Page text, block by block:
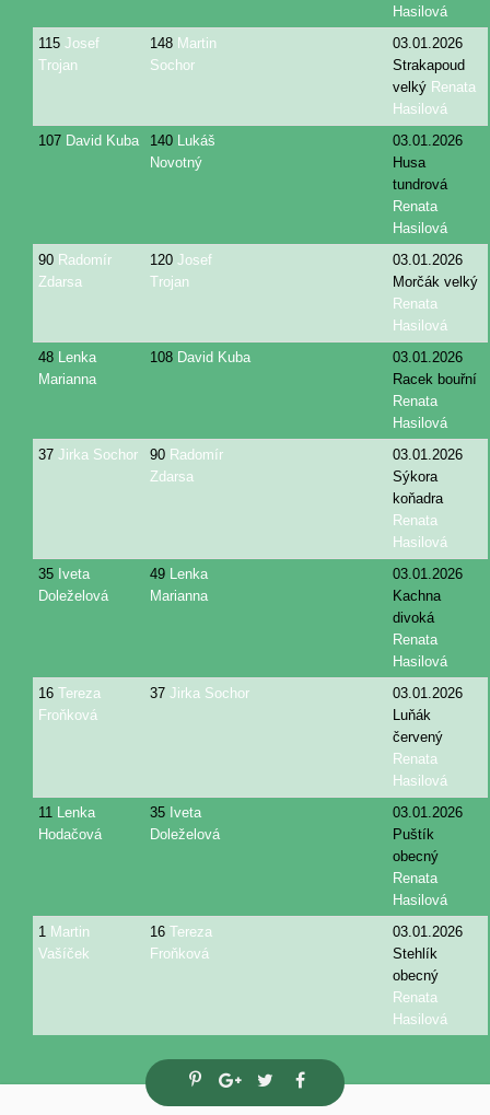
Hasilová
115 Josef
Trojan
148 Martin
Sochor
03.01.2026
Strakapoud
velký Renata
Hasilová
107 David Kuba 140 Lukáš
Novotný
03.01.2026
Husa
tundrová
Renata
Hasilová
90 Radomír
Zdarsa
120 Josef
Trojan
03.01.2026
Morčák velký
Renata
Hasilová
48 Lenka
Marianna
108 David Kuba
03.01.2026
Racek bouřní
Renata
Hasilová
37 Jirka Sochor 90 Radomír
Zdarsa
03.01.2026
Sýkora
koňadra
Renata
Hasilová
35 Iveta
Doleželová
49 Lenka
Marianna
03.01.2026
Kachna
divoká
Renata
Hasilová
16 Tereza
Froňková
37 Jirka Sochor
03.01.2026
Luňák
červený
Renata
Hasilová
11 Lenka
Hodačová
35 Iveta
Doleželová
03.01.2026
Puštík
obecný
Renata
Hasilová
1 Martin
Vašíček
16 Tereza
Froňková
03.01.2026
Stehlík
obecný
Renata
Hasilová